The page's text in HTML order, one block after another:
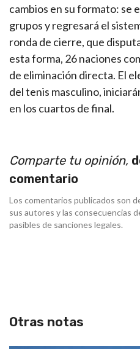
cambios en su formato: se
grupos y regresará el
ronda de cierre, que
esta forma, 26 naciones
de eliminación directa. El
del tenis masculino,
en los cuartos de final.
Comparte tu opinión,
comentario
Los comentarios publicados son
sus autores y las consecuencias
pasibles de sanciones legales.
Otras notas